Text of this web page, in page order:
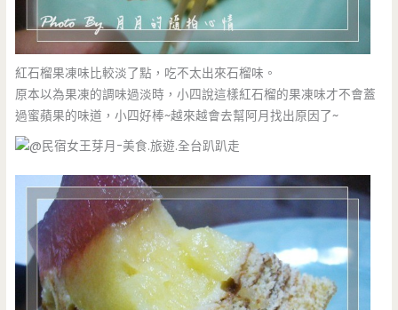
紅石榴果凍味比較淡了點，吃不太出來石榴味。
原本以為果凍的調味過淡時，小四說這樣紅石榴的果凍味才不會蓋
過蜜蘋果的味道，小四好棒~越來越會去幫阿月找出原因了~